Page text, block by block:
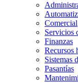
Comercial
Servicios
Finanzas
Recursos
Sistemas
Pasantías